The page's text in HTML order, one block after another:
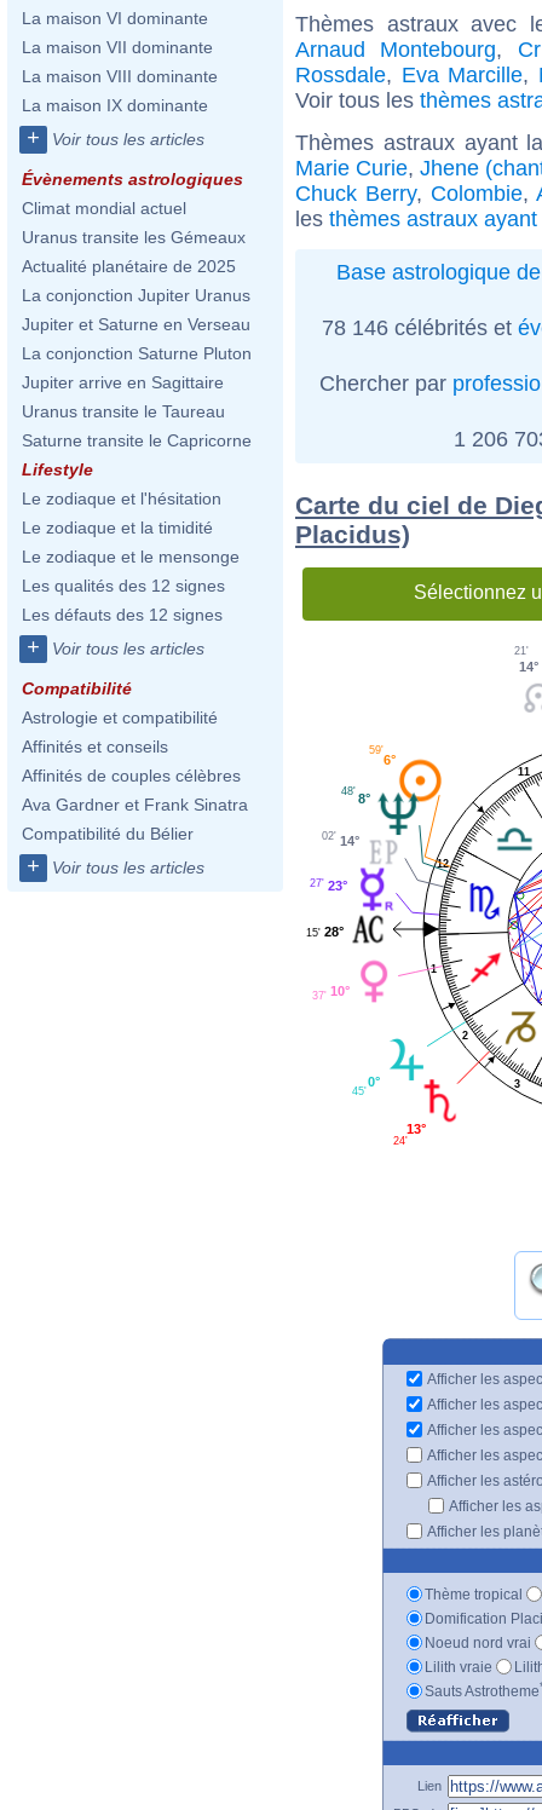
La maison VI dominante
La maison VII dominante
La maison VIII dominante
La maison IX dominante
+ Voir tous les articles
Évènements astrologiques
Climat mondial actuel
Uranus transite les Gémeaux
Actualité planétaire de 2025
La conjonction Jupiter Uranus
Jupiter et Saturne en Verseau
La conjonction Saturne Pluton
Jupiter arrive en Sagittaire
Uranus transite le Taureau
Saturne transite le Capricorne
Lifestyle
Le zodiaque et l'hésitation
Le zodiaque et la timidité
Le zodiaque et le mensonge
Les qualités des 12 signes
Les défauts des 12 signes
+ Voir tous les articles
Compatibilité
Astrologie et compatibilité
Affinités et conseils
Affinités de couples célèbres
Ava Gardner et Frank Sinatra
Compatibilité du Bélier
+ Voir tous les articles
Thèmes astraux avec
Arnaud Montebourg,
Rossdale, Eva Marcille,
Voir tous les thèmes
Thèmes astraux ayant
Marie Curie,Jhene
Chuck Berry, Colombie,
les thèmes astraux
Base astrologique
78 146 célébrités et
Chercher par
1 206
Carte du ciel de
Placidus)
Sélectionnez
1
2
3
11
12
14°
21'
6°
59'
8°
48'
14°
02'
23°
27'
28°
15'
10°
37'
0°
45'
13°
24'
Afficher les
Afficher les
Afficher les
Afficher les
Afficher les
Afficher les
Afficher les
Thème tropical
Domification
Noeud nord vrai
Lilith vraie
Sauts Astrotheme
Lien